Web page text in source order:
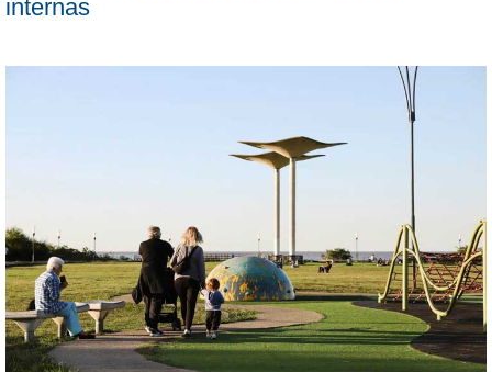
internas